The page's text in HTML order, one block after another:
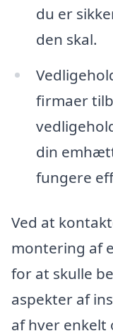
du er
den skal.
firmaer
din
fungere
Ved at
montering af
for at skulle
aspekter af
af hver enkelt